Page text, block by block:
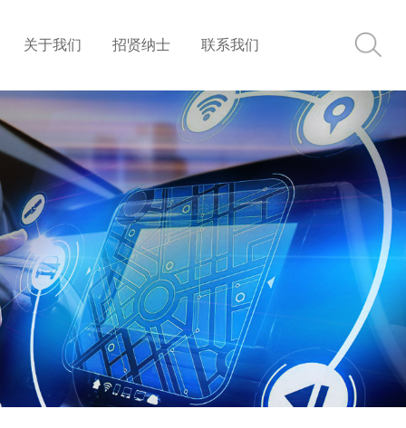
关于我们 招贤纳士 联系我们